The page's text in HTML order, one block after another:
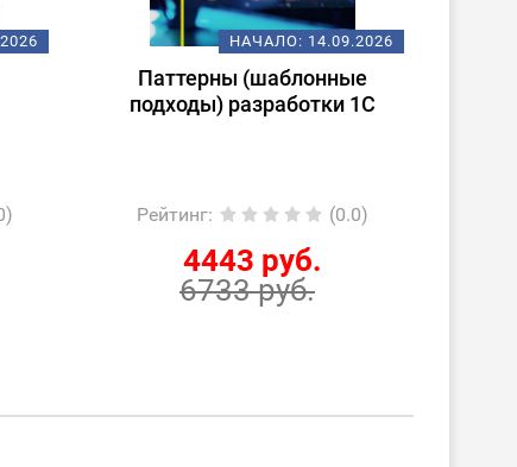
НАЧАЛО:14.09.2026
Паттерны (шаблонные
подходы) разработки 1С
Рейтинг: (0.0)
4443 руб.
6733 руб.